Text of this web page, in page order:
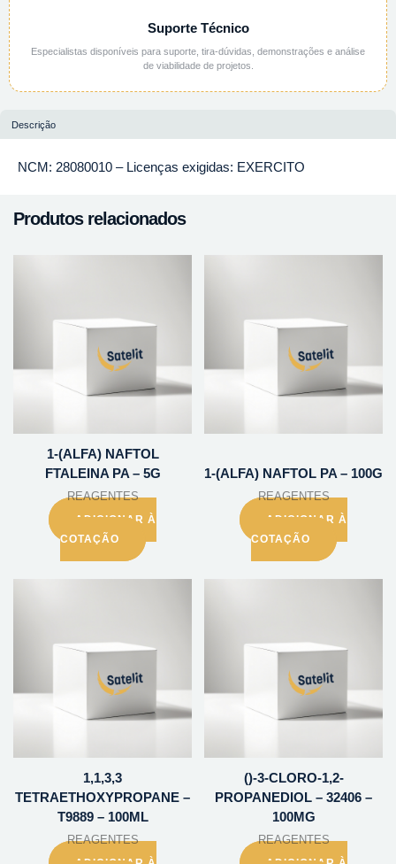
Suporte Técnico
Especialistas disponíveis para suporte, tira-dúvidas, demonstrações e análise
de viabilidade de projetos.
Descrição
NCM: 28080010 – Licenças exigidas: EXERCITO
Produtos relacionados
1-(ALFA) NAFTOL
FTALEINA PA – 5G
REAGENTES
ADICIONAR À
COTAÇÃO
1-(ALFA) NAFTOL PA – 100G
REAGENTES
ADICIONAR À
COTAÇÃO
1,1,3,3
TETRAETHOXYPROPANE –
T9889 – 100ML
REAGENTES
()-3-CLORO-1,2-
PROPANEDIOL – 32406 –
100MG
REAGENTES